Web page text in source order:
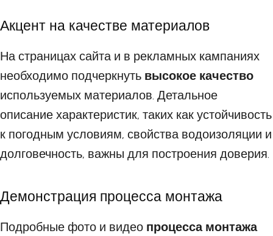
Акцент на качестве материалов
На страницах сайта и в рекламных кампаниях
необходимо подчеркнуть высокое качество
используемых материалов. Детальное
описание характеристик, таких как устойчивость
к погодным условиям, свойства водоизоляции и
долговечность, важны для построения доверия.
Демонстрация процесса монтажа
Подробные фото и видео процесса монтажа